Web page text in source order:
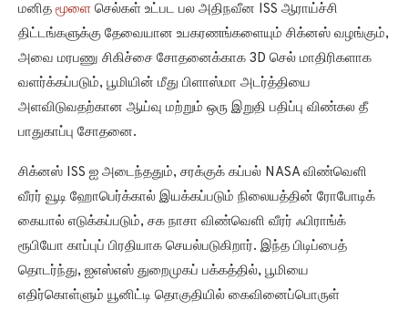
மனித மூளை செல்கள் உட்பட பல அதிநவீன ISS ஆராய்ச்சி
திட்டங்களுக்கு தேவையான உபகரணங்களையும் சிக்னஸ் வழங்கும்,
அவை மரபணு சிகிச்சை சோதனைக்காக 3D செல் மாதிரிகளாக
வளர்க்கப்படும், பூமியின் மீது பிளாஸ்மா அடர்த்தியை
அளவிடுவதற்கான ஆய்வு மற்றும் ஒரு இறுதி பதிப்பு விண்கல தீ
பாதுகாப்பு சோதனை.
சிக்னஸ் ISS ஐ அடைந்ததும், சரக்குக் கப்பல் NASA விண்வெளி
வீரர் வூடி ஹோபெர்க்கால் இயக்கப்படும் நிலையத்தின் ரோபோடிக்
கையால் எடுக்கப்படும், சக நாசா விண்வெளி வீரர் ஃபிராங்க்
ரூபியோ காப்புப் பிரதியாக செயல்படுகிறார். இந்த பிடிப்பைத்
தொடர்ந்து, ஐஎஸ்எஸ் துறைமுகப் பக்கத்தில், பூமியை
எதிர்கொள்ளும் யூனிட்டி தொகுதியில் கைவினைப்பொருள்